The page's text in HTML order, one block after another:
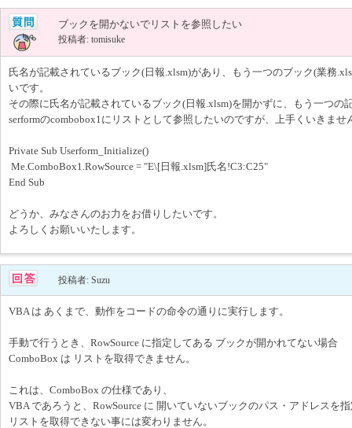
ブックを開かないでリストを参照したい
投稿者: tomisuke
氏名が記載されているブック(日報.xlsm)があり、もう一つのブック(業務
いです。
その際に氏名が記載されているブック(日報.xlsm)を開かずに、もう一つの
serformのcombobox1にリストとして参照したいのですが、上手くいきませ
Private Sub Userform_Initialize()
Me.ComboBox1.RowSource = "E\[日報.xlsm]氏名!C3:C25"
End Sub
どうか、みなさんのお力をお借りしたいです。
よろしくお願いいたします。
投稿者: Suzu
VBA は あくまで、動作をコードの命令の通りに実行します。
手動で行うとき、RowSource に指定してある ブックが開かれてない場合
ComboBox は リストを取得できません。
これは、ComboBox の仕様であり、
VBA であろうと、RowSource に 開いていないブックのパス・アドレスを
リストを取得できない事には変わりません。